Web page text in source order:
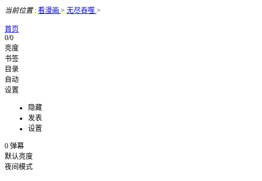
当前位置: 看漫画 > 无尽吞噬 >
首页
0/0
亮度
书签
目录
自动
设置
隐藏
发表
设置
0 弹幕
默认亮度
夜间模式